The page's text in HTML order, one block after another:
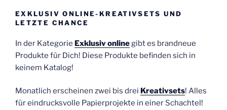
EXKLUSIV ONLINE-KREATIVSETS UND
LETZTE CHANCE
In der Kategorie Exklusiv onlinegibt es brandneue
Produkte für Dich! Diese Produkte befinden sich in
keinem Katalog!
Monatlich erscheinen zwei bis drei Kreativsets! Alles
für eindrucksvolle Papierprojekte in einer Schachtel!